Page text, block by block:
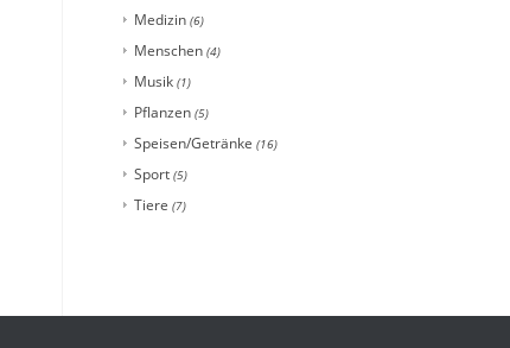
Medizin (6)
Menschen (4)
Musik (1)
Pflanzen (5)
Speisen/Getränke (16)
Sport (5)
Tiere (7)